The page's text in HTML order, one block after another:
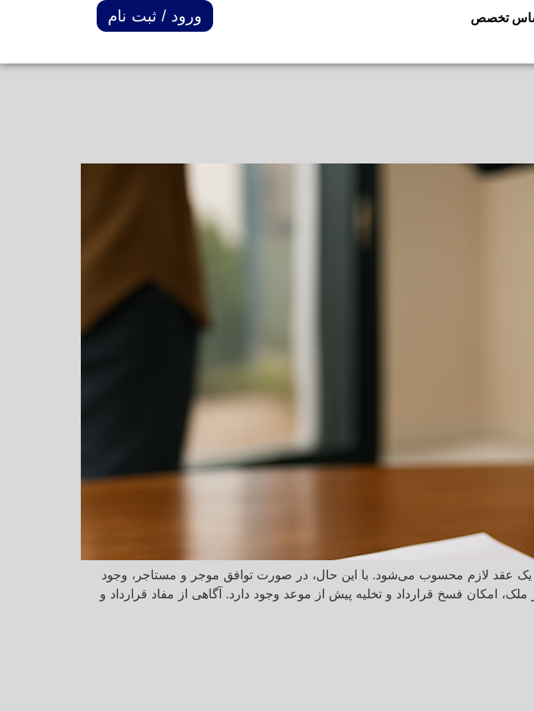
تخصص ورود / ثبت نام
یک عقد لازم محسوب می‌شود. با این حال، در صورت توافق موجر و مستاجر، وجود
امکان فسخ قرارداد و تخلیه پیش از موعد وجود دارد. آگاهی از مفاد قرارداد و